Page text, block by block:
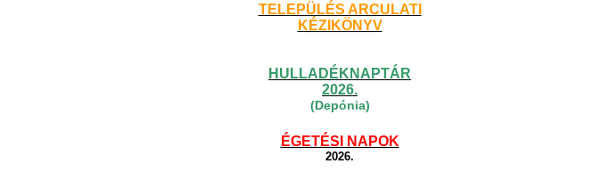
TELEPÜLÉS ARCULATI
KÉZIKÖNYV
HULLADÉKNAPTÁR
2026.
(Depónia)
ÉGETÉSI NAPOK
2026.